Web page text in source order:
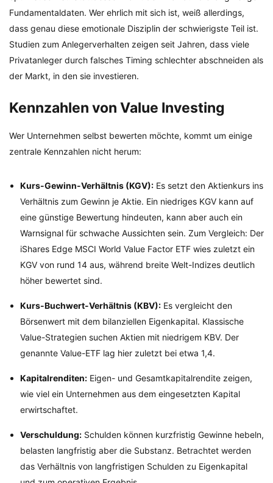
Fundamentaldaten. Wer ehrlich mit sich ist, weiß allerdings,
dass genau diese emotionale Disziplin der schwierigste Teil ist.
Studien zum Anlegerverhalten zeigen seit Jahren, dass viele
Privatanleger durch falsches Timing schlechter abschneiden als
der Markt, in den sie investieren.
Kennzahlen von Value Investing
Wer Unternehmen selbst bewerten möchte, kommt um einige
zentrale Kennzahlen nicht herum:
Kurs-Gewinn-Verhältnis (KGV): Es setzt den Aktienkurs ins
Verhältnis zum Gewinn je Aktie. Ein niedriges KGV kann auf
eine günstige Bewertung hindeuten, kann aber auch ein
Warnsignal für schwache Aussichten sein. Zum Vergleich: Der
iShares Edge MSCI World Value Factor ETF wies zuletzt ein
KGV von rund 14 aus, während breite Welt-Indizes deutlich
höher bewertet sind.
Kurs-Buchwert-Verhältnis (KBV): Es vergleicht den
Börsenwert mit dem bilanziellen Eigenkapital. Klassische
Value-Strategien suchen Aktien mit niedrigem KBV. Der
genannte Value-ETF lag hier zuletzt bei etwa 1,4.
Kapitalrenditen: Eigen- und Gesamtkapitalrendite zeigen,
wie viel ein Unternehmen aus dem eingesetzten Kapital
erwirtschaftet.
Verschuldung: Schulden können kurzfristig Gewinne hebeln,
belasten langfristig aber die Substanz. Betrachtet werden
das Verhältnis von langfristigen Schulden zu Eigenkapital